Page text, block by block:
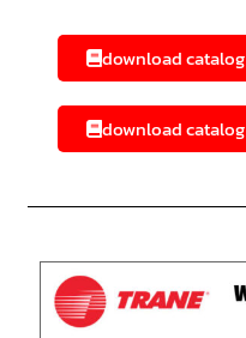
download catalog
download catalog